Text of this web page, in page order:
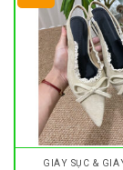
GIÀY SỤC &